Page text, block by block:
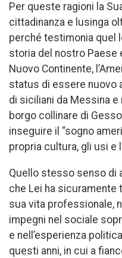
Per queste ragioni la
cittadinanza e lusinga
perché testimonia quel
storia del nostro Paese
Nuovo Continente,
status di essere nuovo
di siciliani da Messina
borgo collinare di
inseguire il “sogno
propria cultura, gli usi e
Quello stesso senso di
che Lei ha
sua vita professionale,
impegni nel sociale
e nell’esperienza
questi anni, in cui a